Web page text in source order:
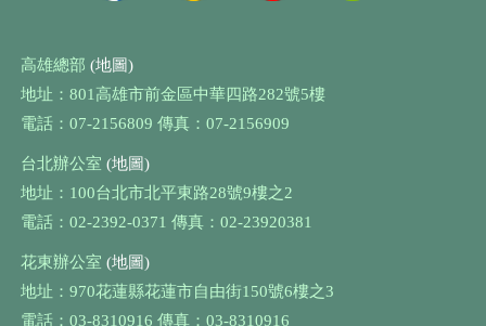
高雄總部 (地圖)
地址：801高雄市前金區中華四路282號5樓
電話：07-2156809 傳真：07-2156909
台北辦公室 (地圖)
地址：100台北市北平東路28號9樓之2
電話：02-2392-0371 傳真：02-23920381
花東辦公室 (地圖)
地址：970花蓮縣花蓮市自由街150號6樓之3
電話：03-8310916 傳真：03-8310916